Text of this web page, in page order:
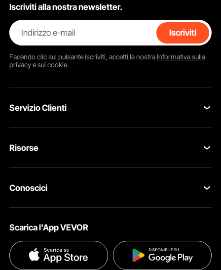
Iscriviti alla nostra newsletter.
Indirizzo e-mail Iscriviti
Facendo clic sul pulsanteiscriviti, accetti la nostra Informativa sulla
privacy e sui cookie.
Servizio Clienti
Resi & Cambi
Guida & Domande Frequenti
Risorse
Programma per membri Pro
Conoscici
Termini e Condizioni
Politica sulla Privacy
Scarica l'App VEVOR